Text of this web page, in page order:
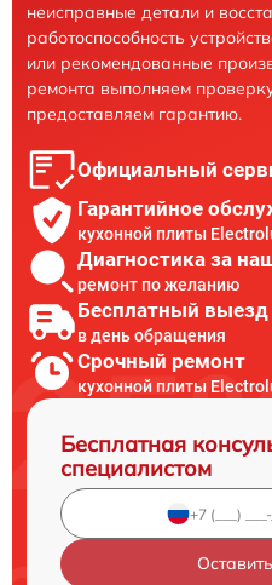
неисправные детали и
работоспособность
или рекомендованные
ремонта выполняем
предоставляем гарантию.
Официальный
Гарантийное
кухонной плиты
Диагностика за
ремонт по желанию
Бесплатный выезд
в день обращения
Срочный ремонт
кухонной плиты
Бесплатная
специалистом